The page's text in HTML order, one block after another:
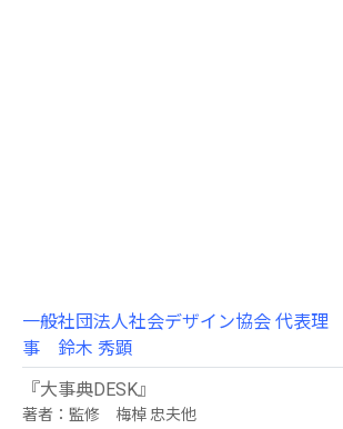
一般社団法人社会デザイン協会 代表理
事 鈴木 秀顕
『大事典DESK』
著者：監修 梅棹 忠夫他